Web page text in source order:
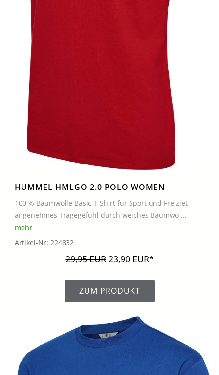
HUMMEL HMLGO 2.0 POLO WOMEN
100 % Baumwolle Basic T-Shirt für Sport und Freiziet
angenehmes Tragegefühl durch weiches Baumwo ...
mehr
Artikel-Nr: 224832
29,95 EUR23,90 EUR*
ZUM PRODUKT